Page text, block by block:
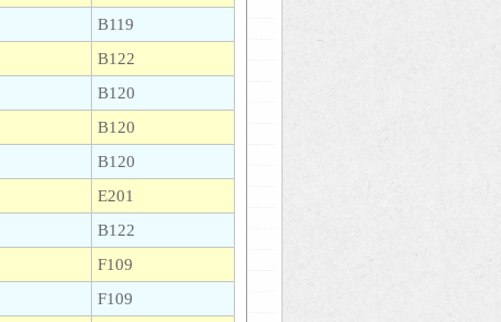
B119
B122
B120
B120
B120
E201
B122
F109
F109